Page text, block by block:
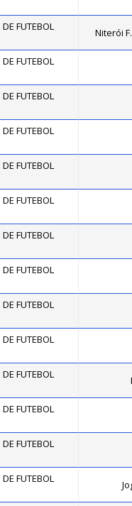
FUTEBOL
Niterói
FUTEBOL
FUTEBOL
FUTEBOL
FUTEBOL
FUTEBOL
FUTEBOL
FUTEBOL
FUTEBOL
FUTEBOL
FUTEBOL
FUTEBOL
FUTEBOL
FUTEBOL